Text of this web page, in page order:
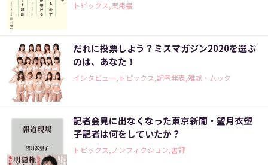
トピックス,実用書
だれに投票しよう？ミスマガジン2020を選ぶ
のは、あなた！
インタビュー,トピックス,記者発表,雑誌・ムック
記者会見に出なくなった東京新聞・望月衣塑
子記者は何をしていたか？
トピックス,ノンフィクション,書評